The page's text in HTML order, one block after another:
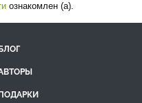
ознакомлен (а).